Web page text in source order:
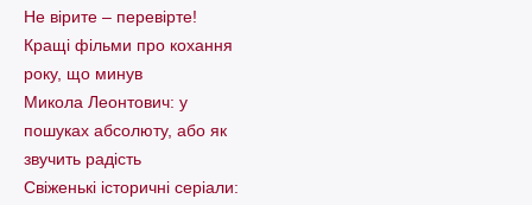
Не вірите – перевірте!
Кращі фільми про кохання
року, що минув
Микола Леонтович: у
пошуках абсолюту, або як
звучить радість
Свіженькі історичні серіали: